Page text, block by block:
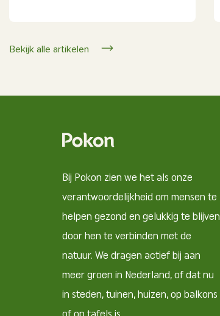
Bekijk alle artikelen
Bij Pokon zien we het als onze
verantwoordelijkheid om mensen te
helpen gezond en gelukkig te blijven
door hen te verbinden met de
natuur. We dragen actief bij aan
meer groen in Nederland, of dat nu
in steden, tuinen, huizen, op balkons